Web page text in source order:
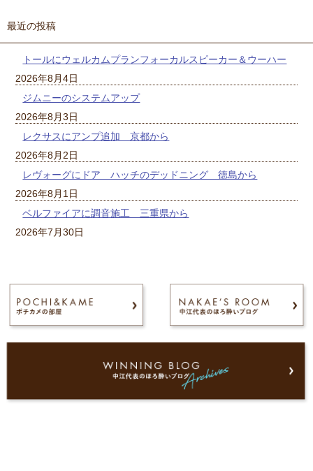
最近の投稿
トールにウェルカムプランフォーカルスピーカー＆ウーハー
2026年8月4日
ジムニーのシステムアップ
2026年8月3日
レクサスにアンプ追加 京都から
2026年8月2日
レヴォーグにドア ハッチのデッドニング 徳島から
2026年8月1日
ベルファイアに調音施工 三重県から
2026年7月30日